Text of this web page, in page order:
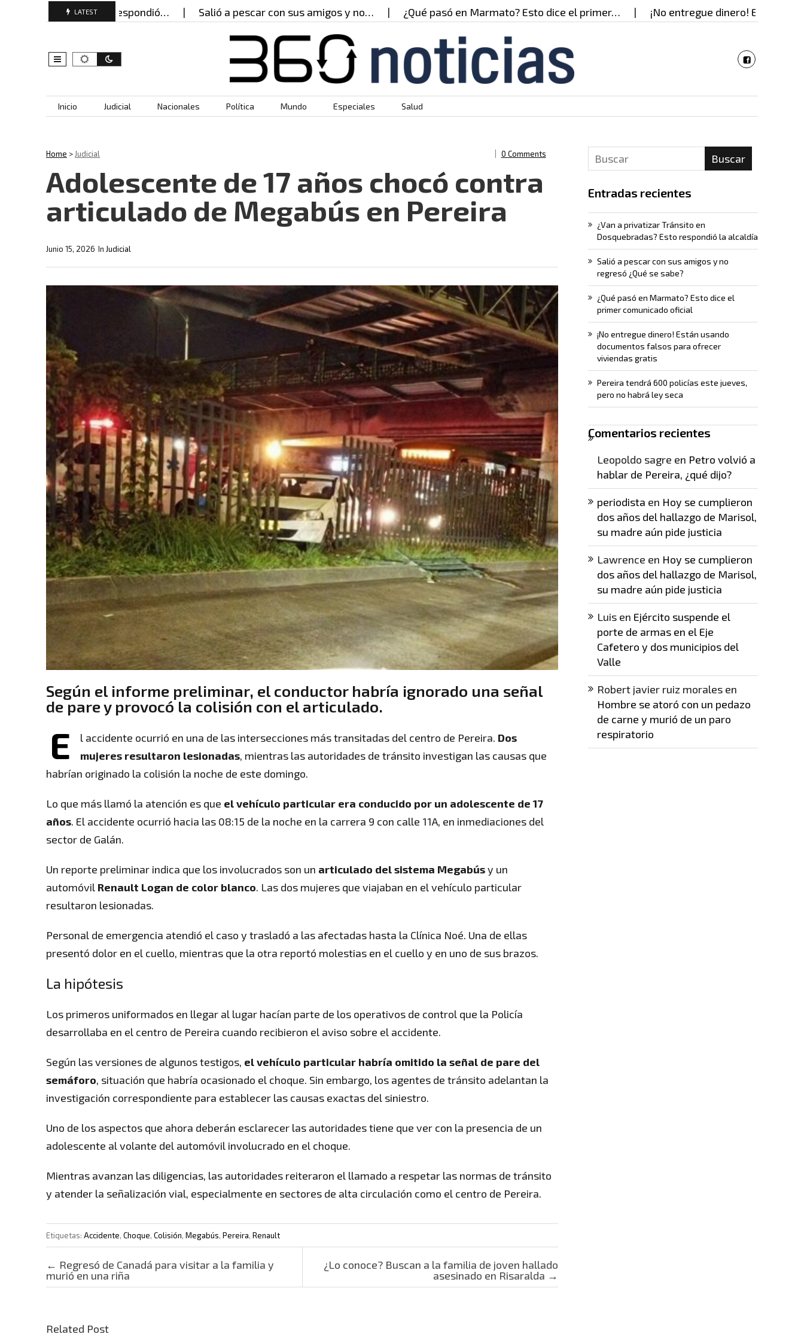
LATEST
Esto respondió… Salió a pescar con sus amigos y no… ¿Qué pasó en Marmato? Esto dice el primer… ¡No entregue dinero! Están usando
Skip to content
Inicio Judicial Nacionales Política Mundo Especiales Salud
Home >Judicial 0 Comments
Adolescente de 17 años chocó contra
articulado de Megabús en Pereira
In Judicial
Junio 15, 2026
Según el informe preliminar, el conductor habría ignorado una señal
de pare y provocó la colisión con el articulado.
E l accidente ocurrió en una de las intersecciones más transitadas del centro de Pereira. Dos
mujeres resultaron lesionadas, mientras las autoridades de tránsito investigan las causas que
habrían originado la colisión la noche de este domingo.
Lo que más llamó la atención es que el vehículo particular era conducido por un adolescente de 17
años. El accidente ocurrió hacia las 08:15 de la noche en la carrera 9 con calle 11A, en inmediaciones del
sector de Galán.
Un reporte preliminar indica que los involucrados son un articulado del sistema Megabúsy un
automóvilRenault Logan de color blanco. Las dos mujeres que viajaban en el vehículo particular
resultaron lesionadas.
Personal de emergencia atendió el caso y trasladó a las afectadas hasta la Clínica Noé. Una de ellas
presentó dolor en el cuello, mientras que la otra reportó molestias en el cuello y en uno de sus brazos.
La hipótesis
Los primeros uniformados en llegar al lugar hacían parte de los operativos de control que la Policía
desarrollaba en el centro de Pereira cuando recibieron el aviso sobre el accidente.
Según las versiones de algunos testigos, el vehículo particular habría omitido la señal de pare del
semáforo, situación que habría ocasionado el choque. Sin embargo, los agentes de tránsito adelantan la
investigación correspondiente para establecer las causas exactas del siniestro.
Uno de los aspectos que ahora deberán esclarecer las autoridades tiene que ver con la presencia de un
adolescente al volante del automóvil involucrado en el choque.
Mientras avanzan las diligencias, las autoridades reiteraron el llamado a respetar las normas de tránsito
y atender la señalización vial, especialmente en sectores de alta circulación como el centro de Pereira.
Etiquetas: Accidente, Choque, Colisión, Megabús, Pereira, Renault
Post navigation
← Regresó de Canadá para visitar a la familia y
murió en una riña
¿Lo conoce? Buscan a la familia de joven hallado
asesinado en Risaralda →
Related Post
Buscar
Entradas recientes
¿Van a privatizar Tránsito en
Dosquebradas? Esto respondió la alcaldía
Salió a pescar con sus amigos y no
regresó ¿Qué se sabe?
¿Qué pasó en Marmato? Esto dice el
primer comunicado oficial
¡No entregue dinero! Están usando
documentos falsos para ofrecer
viviendas gratis
Pereira tendrá 600 policías este jueves,
pero no habrá ley seca
Comentarios recientes
Leopoldo sagre en Petro volvió a
hablar de Pereira, ¿qué dijo?
periodista en Hoy se cumplieron
dos años del hallazgo de Marisol,
su madre aún pide justicia
Lawrence en Hoy se cumplieron
dos años del hallazgo de Marisol,
su madre aún pide justicia
Luisen Ejército suspende el
porte de armas en el Eje
Cafetero y dos municipios del
Valle
Robert javier ruiz moralesen
Hombre se atoró con un pedazo
de carne y murió de un paro
respiratorio